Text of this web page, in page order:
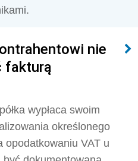
nie
fakturą
wypłaca swoim
określonego
opodatkowaniu VAT u